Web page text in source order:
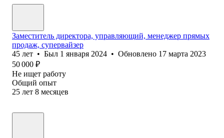
Заместитель директора, управляющий, менеджер прямых
продаж, супервайзер
45 лет • Был 1 января 2024 • Обновлено 17 марта 2023
50 000 ₽
Не ищет работу
Общий опыт
25 лет 8 месяцев